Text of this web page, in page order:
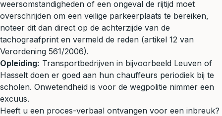
weersomstandigheden of een ongeval de rijtijd moet
overschrijden om een veilige parkeerplaats te bereiken,
noteer dit dan direct op de achterzijde van de
tachograafprint en vermeld de reden (artikel 12 van
Verordening 561/2006).
Opleiding: Transportbedrijven in bijvoorbeeld Leuven of
Hasselt doen er goed aan hun chauffeurs periodiek bij te
scholen. Onwetendheid is voor de wegpolitie nimmer een
excuus.
Heeft u een proces-verbaal ontvangen voor een inbreuk?